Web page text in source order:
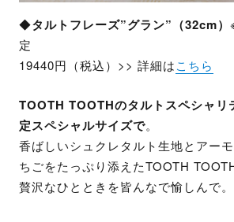
◆タルトフレーズ”グラン”（32cm）
定
19440円（税込）>> 詳細はこちら
TOOTH TOOTHのタルトスペシャリ
定スペシャルサイズで。​
香ばしいシュクレタルト生地とアー
ちごをたっぷり添えたTOOTH
贅沢なひとときを皆んなで愉しんで。